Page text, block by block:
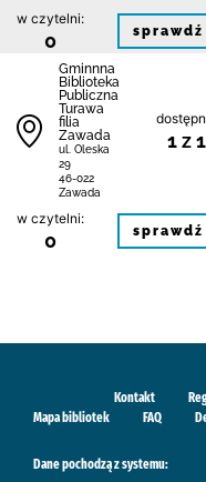
w czytelni:
0 sprawdź
Gminnna
Biblioteka
Publiczna
Turawa
filia
Zawada
ul. Oleska
29
46-022
Zawada
1 z 1
w czytelni:
0 sprawdź
Kontakt
Mapa bibliotek
FAQ
Dane pochodzą z systemu: